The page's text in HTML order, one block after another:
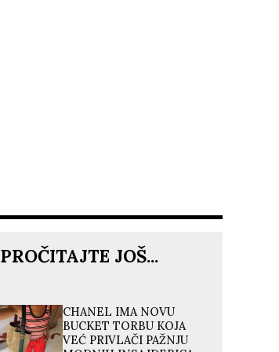
PROČITAJTE JOŠ...
CHANEL IMA NOVU
BUCKET TORBU KOJA
VEĆ PRIVLAČI PAŽNJU